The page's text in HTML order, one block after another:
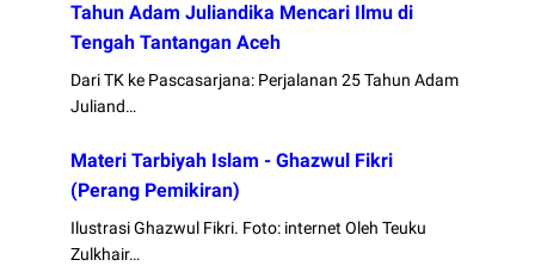
Tahun Adam Juliandika Mencari Ilmu di
Tengah Tantangan Aceh
Dari TK ke Pascasarjana: Perjalanan 25 Tahun Adam
Juliand…
Materi Tarbiyah Islam - Ghazwul Fikri
(Perang Pemikiran)
Ilustrasi Ghazwul Fikri. Foto: internet Oleh Teuku
Zulkhair…